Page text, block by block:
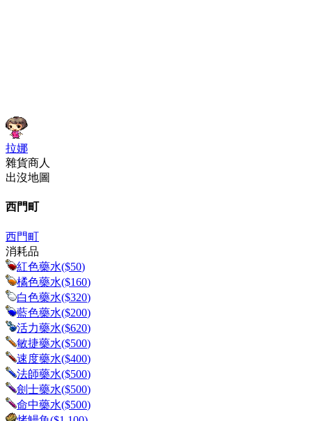
拉娜
雜貨商人
出沒地圖
西門町
西門町
消耗品
紅色藥水($50)
橘色藥水($160)
白色藥水($320)
藍色藥水($200)
活力藥水($620)
敏捷藥水($500)
速度藥水($400)
法師藥水($500)
劍士藥水($500)
命中藥水($500)